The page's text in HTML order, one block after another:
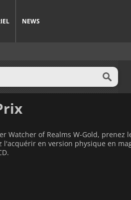
NEWS
Watcher of Realms W-Gold, prenez
l'acquérir en version physique en